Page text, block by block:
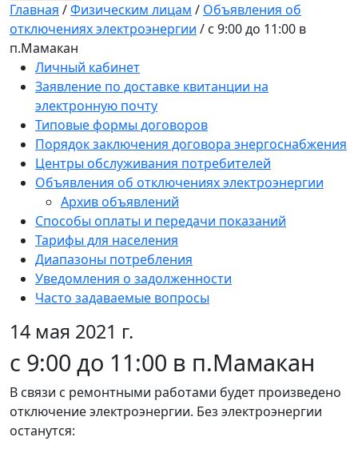
Главная /Физическим лицам / Объявления об
отключениях электроэнергии / с 9:00 до 11:00 в
п.Мамакан
Личный кабинет
Заявление по доставке квитанции на
электронную почту
Типовые формы договоров
Порядок заключения договора энергоснабжения
Центры обслуживания потребителей
Объявления об отключениях электроэнергии
Архив объявлений
Способы оплаты и передачи показаний
Тарифы для населения
Диапазоны потребления
Уведомления о задолженности
Часто задаваемые вопросы
14 мая 2021 г.
с 9:00 до 11:00 в п.Мамакан
В связи с ремонтными работами будет произведено
отключение электроэнергии. Без электроэнергии
останутся: